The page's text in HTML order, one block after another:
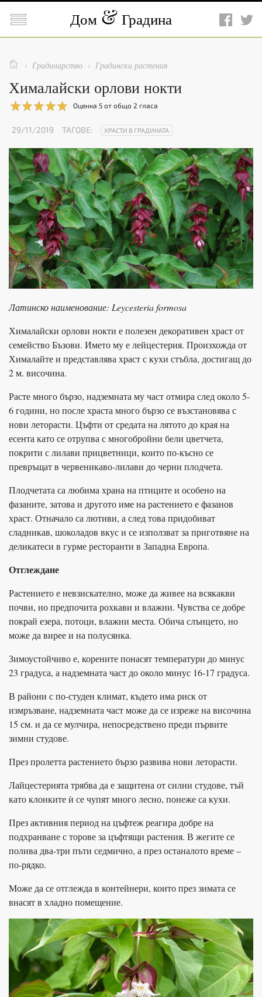
 Дом Градина
  Градинарство  Градински растения
Хималайски орлови нокти
Оценка 5 от общо 2 гласа
29/11/2019 ТАГОВЕ: ХРАСТИ В ГРАДИНАТА
Латинско наименование: Leycesteria formosa
Хималайски орлови нокти е полезен декоративен храст от
семейство Бъзови. Името му е лейцестерия. Произхожда от
Хималайте и представлява храст с кухи стъбла, достигащ до
2 м. височина.
Расте много бързо, надземната му част отмира след около 5-
6 години, но после храста много бързо се възстановява с
нови леторасти. Цъфти от средата на лятото до края на
есента като се отрупва с многобройни бели цветчета,
покрити с лилави прицветници, които по-късно се
превръщат в червеникаво-лилави до черни плодчета.
Плодчетата са любима храна на птиците и особено на
фазаните, затова и другото име на растението е фазанов
храст. Отначало са лютиви, а след това придобиват
сладникав, шоколадов вкус и се използват за приготвяне на
деликатеси в гурме ресторанти в Западна Европа.
Отглеждане
Растението е невзискателно, може да живее на всякакви
почви, но предпочита рохкави и влажни. Чувства се добре
покрай езера, потоци, влажни места. Обича слънцето, но
може да вирее и на полусянка.
Зимоустойчиво е, корените понасят температури до минус
23 градуса, а надземната част до около минус 16-17 градуса.
В райони с по-студен климат, където има риск от
измръзване, надземната част може да се изреже на височина
15 см. и да се мулчира, непосредствено преди първите
зимни студове.
През пролетта растението бързо развива нови леторасти.
Лайцестерията трябва да е защитена от силни студове, тъй
като клонките ѝ се чупят много лесно, понеже са кухи.
През активния период на цъфтеж реагира добре на
подхранване с торове за цъфтящи растения. В жегите се
полива два-три пъти седмично, а през останалото време –
по-рядко.
Може да се отглежда в контейнери, които през зимата се
внасят в хладно помещение.